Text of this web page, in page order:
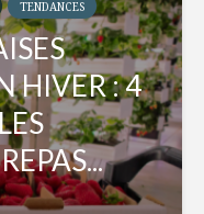
TENDANCES
HIVER : 4